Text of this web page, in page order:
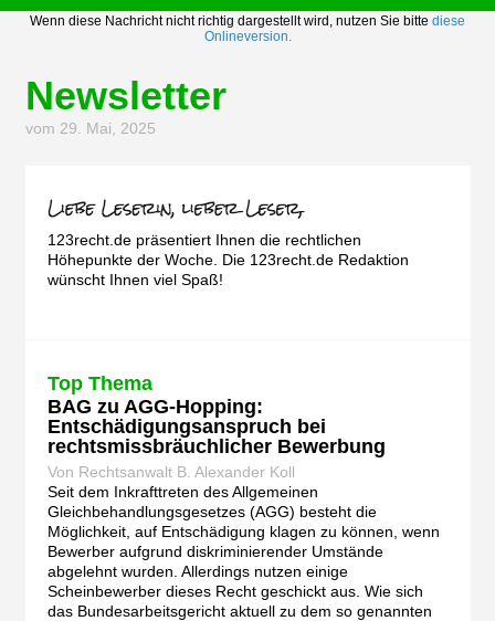
Wenn diese Nachricht nicht richtig dargestellt wird, nutzen Sie bitte diese
Onlineversion.
Newsletter
vom 29. Mai, 2025
123recht.de präsentiert Ihnen die rechtlichen
Höhepunkte der Woche. Die 123recht.de Redaktion
wünscht Ihnen viel Spaß!
Top Thema
BAG zu AGG-Hopping:
Entschädigungsanspruch bei
rechtsmissbräuchlicher Bewerbung
Von Rechtsanwalt B. Alexander Koll
Seit dem Inkrafttreten des Allgemeinen
Gleichbehandlungsgesetzes (AGG) besteht die
Möglichkeit, auf Entschädigung klagen zu können, wenn
Bewerber aufgrund diskriminierender Umstände
abgelehnt wurden. Allerdings nutzen einige
Scheinbewerber dieses Recht geschickt aus. Wie sich
das Bundesarbeitsgericht aktuell zu dem so genannten